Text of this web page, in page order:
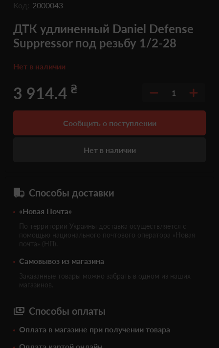
Код: 2000043
ДТК удлиненный Daniel Defense
Suppressor под резьбу 1/2-28
Нет в наличии
3 914.4 ₴ 1
Сообщить о поступлении
Нет в наличии
Способы доставки
«Новая Почта»
По территории Украины доставка осуществляется с
помощью национального почтового оператора «Новая
почта» (НП).
Самовывоз из магазина
Заказанные товары можно забрать в одном из наших
магазинов.
Способы оплаты
Оплата в магазине при получении товара